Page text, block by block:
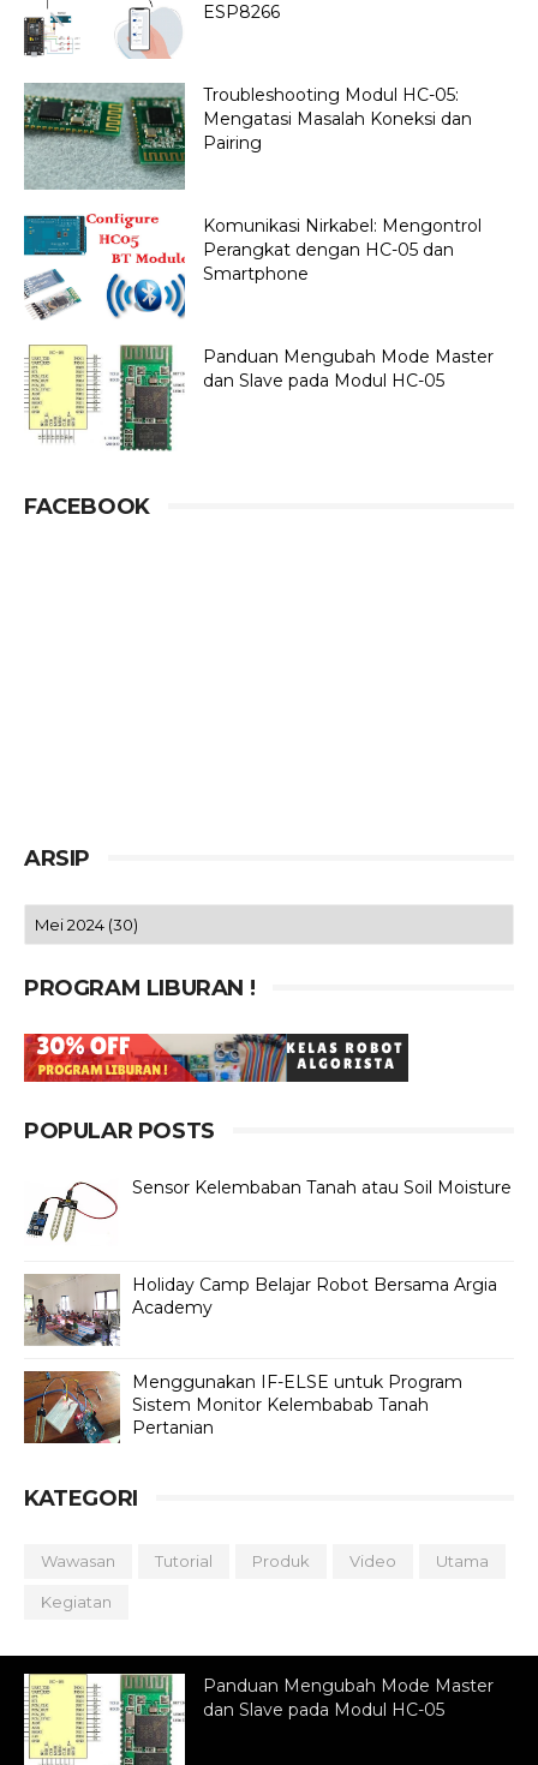
ESP8266
Troubleshooting Modul HC-05:
Mengatasi Masalah Koneksi dan
Pairing
Komunikasi Nirkabel: Mengontrol
Perangkat dengan HC-05 dan
Smartphone
Panduan Mengubah Mode Master
dan Slave pada Modul HC-05
FACEBOOK
ARSIP
PROGRAM LIBURAN !
POPULAR POSTS
Sensor Kelembaban Tanah atau Soil Moisture
Holiday Camp Belajar Robot Bersama Argia
Academy
Menggunakan IF-ELSE untuk Program
Sistem Monitor Kelembabab Tanah
Pertanian
KATEGORI
Wawasan Tutorial Produk Video Utama
Kegiatan
Panduan Mengubah Mode Master
dan Slave pada Modul HC-05